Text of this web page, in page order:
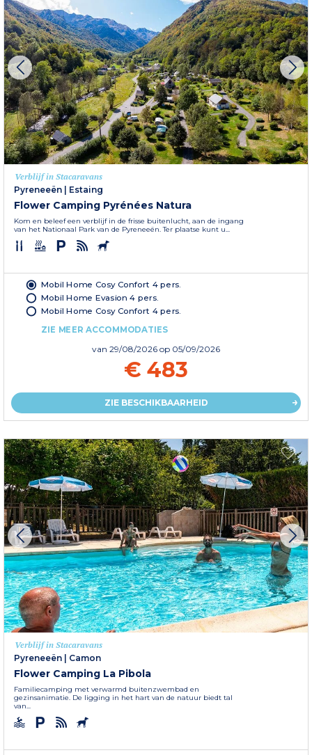
Verblijf in Stacaravans
Pyreneeën
Estaing
Flower Camping Pyrénées Natura
Kom en beleef een verblijf in de frisse buitenlucht, aan de ingang
van het Nationaal Park van de Pyreneeën. Ter plaatse kunt u...
Mobil Home Cosy Confort 4 pers.
Mobil Home Evasion 4 pers.
Mobil Home Cosy Confort 4 pers.
ZIE MEER ACCOMMODATIES
van 29/08/2026 op 05/09/2026
€ 483
ZIE BESCHIKBAARHEID
Verblijf in Stacaravans
Pyreneeën
Camon
Flower Camping La Pibola
Familiecamping met verwarmd buitenzwembad en
gezinsanimatie. De ligging in het hart van de natuur biedt tal
van...